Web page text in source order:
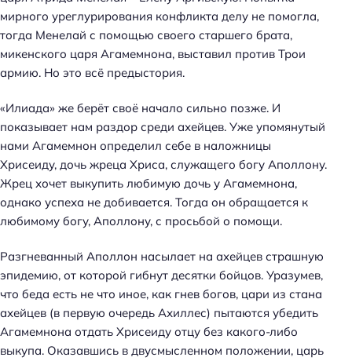
мирного уреглурирования конфликта делу не помогла,
тогда Менелай с помощью своего старшего брата,
микенского царя Агамемнона, выставил против Трои
армию. Но это всё предыстория.
«Илиада» же берёт своё начало сильно позже. И
показывает нам раздор среди ахейцев. Уже упомянутый
нами Агамемнон определил себе в наложницы
Хрисеиду, дочь жреца Хриса, служащего богу Аполлону.
Жрец хочет выкупить любимую дочь у Агамемнона,
однако успеха не добивается. Тогда он обращается к
любимому богу, Аполлону, с просьбой о помощи.
Разгневанный Аполлон насылает на ахейцев страшную
эпидемию, от которой гибнут десятки бойцов. Уразумев,
что беда есть не что иное, как гнев богов, цари из стана
ахейцев (в первую очередь Ахиллес) пытаются убедить
Агамемнона отдать Хрисеиду отцу без какого-либо
выкупа. Оказавшись в двусмысленном положении, царь